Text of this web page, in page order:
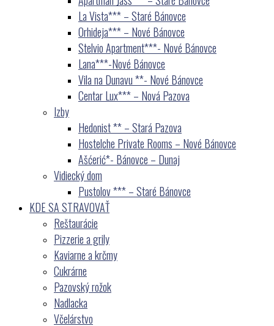
La Vista*** – Staré Bánovce
Orhideja*** – Nové Bánovce
Stelvio Apartment***- Nové Bánovce
Lana***-Nové Bánovce
Vila na Dunavu **- Nové Bánovce
Centar Lux*** – Nová Pazova
Izby
Hedonist ** – Stará Pazova
Hostelche Private Rooms – Nové Bánovce
Ašćerić*- Bánovce – Dunaj
Vidiecký dom
Pustolov *** – Staré Bánovce
KDE SA STRAVOVAŤ
Reštaurácie
Pizzerie a grily
Kaviarne a krčmy
Cukrárne
Pazovský rožok
Nadlacka
Včelárstvo